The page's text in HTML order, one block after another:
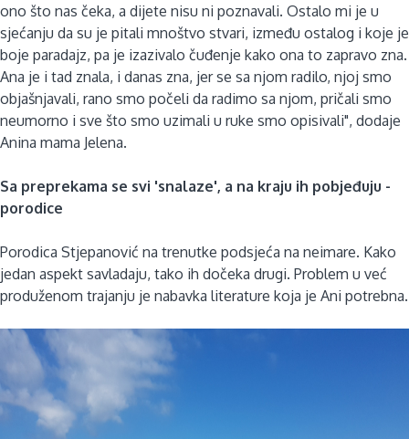
ono što nas čeka, a dijete nisu ni poznavali. Ostalo mi je u
sjećanju da su je pitali mnoštvo stvari, između ostalog i koje je
boje paradajz, pa je izazivalo čuđenje kako ona to zapravo zna.
Ana je i tad znala, i danas zna, jer se sa njom radilo, njoj smo
objašnjavali, rano smo počeli da radimo sa njom, pričali smo
neumorno i sve što smo uzimali u ruke smo opisivali", dodaje
Anina mama Jelena.
Sa preprekama se svi 'snalaze', a na kraju ih pobjeđuju -
porodice
Porodica Stjepanović na trenutke podsjeća na neimare. Kako
jedan aspekt savladaju, tako ih dočeka drugi. Problem u već
produženom trajanju je nabavka literature koja je Ani potrebna.